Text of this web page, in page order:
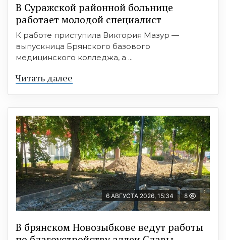
В Суражской районной больнице
работает молодой специалист
К работе приступила Виктория Мазур —
выпускница Брянского базового
медицинского колледжа, а ...
Читать далее
6 АВГУСТА 2026, 15:34 8
В брянском Новозыбкове ведут работы